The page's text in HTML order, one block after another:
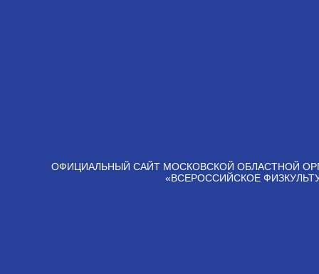
ОФИЦИАЛЬНЫЙ САЙТ МОСКОВСКОЙ ОБЛАСТНОЙ
«ВСЕРОССИЙСКОЕ